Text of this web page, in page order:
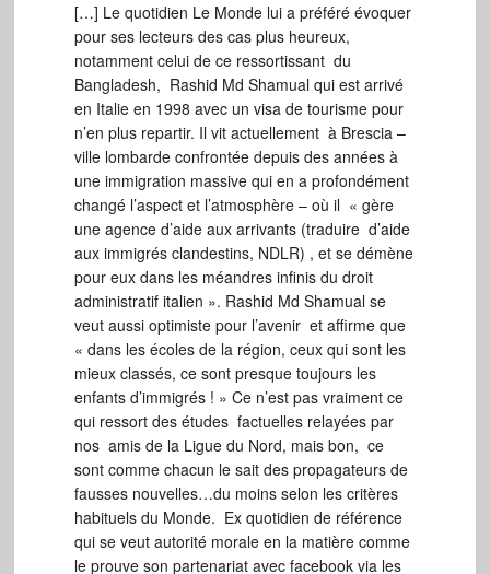
[…] Le quotidien Le Monde lui a préféré évoquer
pour ses lecteurs des cas plus heureux,
notamment celui de ce ressortissant du
Bangladesh, Rashid Md Shamual qui est arrivé
en Italie en 1998 avec un visa de tourisme pour
n’en plus repartir. Il vit actuellement à Brescia –
ville lombarde confrontée depuis des années à
une immigration massive qui en a profondément
changé l’aspect et l’atmosphère – où il « gère
une agence d’aide aux arrivants (traduire d’aide
aux immigrés clandestins, NDLR) , et se démène
pour eux dans les méandres infinis du droit
administratif italien ». Rashid Md Shamual se
veut aussi optimiste pour l’avenir et affirme que
« dans les écoles de la région, ceux qui sont les
mieux classés, ce sont presque toujours les
enfants d’immigrés ! » Ce n’est pas vraiment ce
qui ressort des études factuelles relayées par
nos amis de la Ligue du Nord, mais bon, ce
sont comme chacun le sait des propagateurs de
fausses nouvelles…du moins selon les critères
habituels du Monde. Ex quotidien de référence
qui se veut autorité morale en la matière comme
le prouve son partenariat avec facebook via les